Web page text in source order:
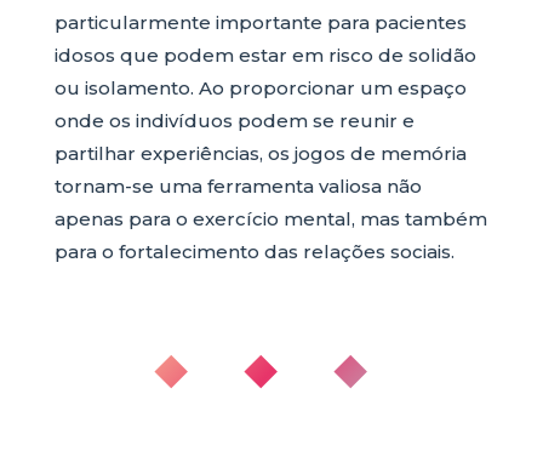
particularmente importante para pacientes
idosos que podem estar em risco de solidão
ou isolamento. Ao proporcionar um espaço
onde os indivíduos podem se reunir e
partilhar experiências, os jogos de memória
tornam-se uma ferramenta valiosa não
apenas para o exercício mental, mas também
para o fortalecimento das relações sociais.
◆ ◆ ◆